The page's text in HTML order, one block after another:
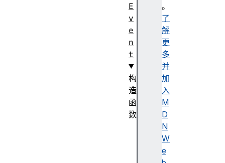
。
了
解
更
多
并
加
入
M
D
N
W
e
E
v
e
n
t
构
造
函
数